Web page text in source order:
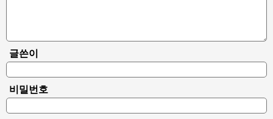
글쓴이
비밀번호